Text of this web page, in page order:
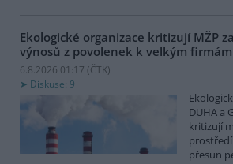
Ekologické organizace kritizují MŽP
výnosů z povolenek k velkým firmám
6.8.2026 01:17 (ČTK)
Diskuse: 9
DUHA a
kritizují
přesun